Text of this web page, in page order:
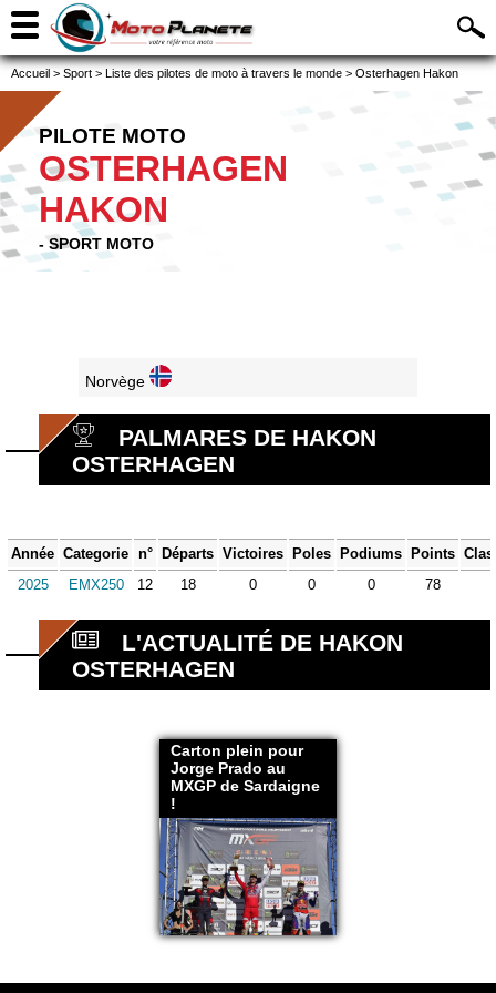
Accueil > Sport > Liste des pilotes de moto à travers le monde > Osterhagen Hakon
PILOTE MOTO
OSTERHAGEN
HAKON
- SPORT MOTO
Norvège
PALMARES DE HAKON
OSTERHAGEN
Année Categorie n° Départs Victoires Poles Podiums Points
2025
EMX250 12 18 0 0 0 78
L'ACTUALITÉ DE HAKON
OSTERHAGEN
Carton plein pour
Jorge Prado au
MXGP de Sardaigne
!